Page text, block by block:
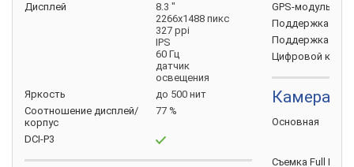
Дисплей
8.3 "
2266х1488 пикс
327 ppi
IPS
60 Гц
датчик
освещения
Яркость
до 500 нит
Соотношение дисплей/
корпус
77 %
DCI-P3
GPS-модуль
Поддержка
Поддержка
Цифровой
Камера
Основная
Съемка Full HD